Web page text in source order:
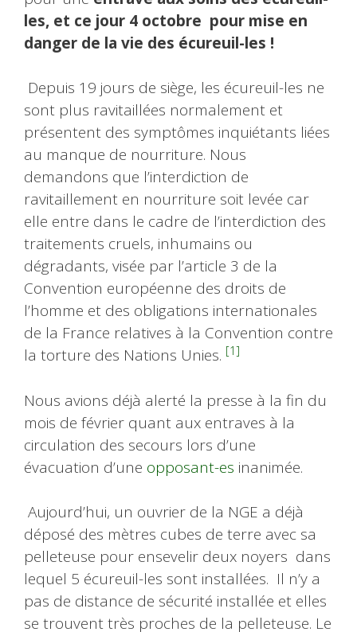
les, et ce jour 4 octobre pour mise en
danger de la vie des écureuil-les !
Depuis 19 jours de siège, les écureuil-les ne
sont plus ravitaillées normalement et
présentent des symptômes inquiétants liées
au manque de nourriture. Nous
demandons que l’interdiction de
ravitaillement en nourriture soit levée car
elle entre dans le cadre de l’interdiction des
traitements cruels, inhumains ou
dégradants, visée par l’article 3 de la
Convention européenne des droits de
l’homme et des obligations internationales
de la France relatives à la Convention contre
la torture des Nations Unies. [1]
Nous avions déjà alerté la presse à la fin du
mois de février quant aux entraves à la
circulation des secours lors d’une
évacuation d’une opposant-es inanimée.
Aujourd’hui, un ouvrier de la NGE a déjà
déposé des mètres cubes de terre avec sa
pelleteuse pour ensevelir deux noyers dans
lequel 5 écureuil-les sont installées. Il n’y a
pas de distance de sécurité installée et elles
se trouvent très proches de la pelleteuse. Le